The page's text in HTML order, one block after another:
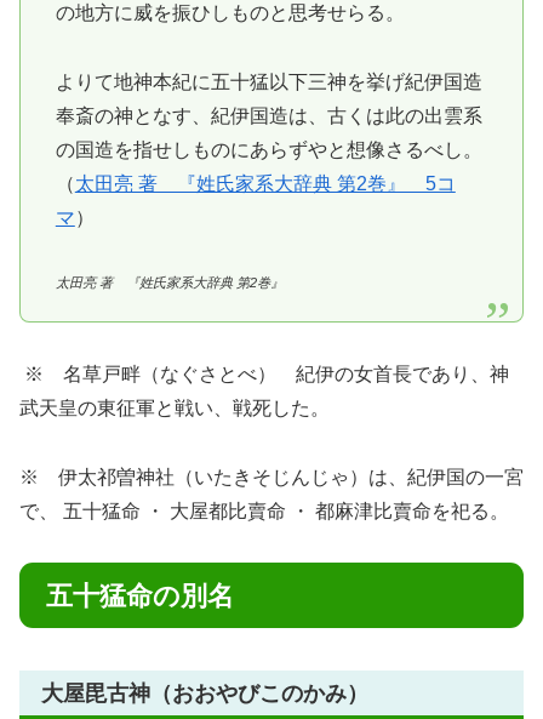
の地方に威を振ひしものと思考せらる。
よりて地神本紀に五十猛以下三神を挙げ紀伊国造
奉斎の神となす、紀伊国造は、古くは此の出雲系
の国造を指せしものにあらずやと想像さるべし。
（太田亮 著 『姓氏家系大辞典 第2巻』 5コ
マ）
太田亮 著 『姓氏家系大辞典 第2巻』
※ 名草戸畔（なぐさとべ） 紀伊の女首長であり、神
武天皇の東征軍と戦い、戦死した。
※ 伊太祁󠄀曽神社（いたきそじんじゃ）は、紀伊国の一宮
で、 五十猛命 ・ 大屋都比賣命 ・ 都麻津比賣命を祀る。
五十猛命の別名
大屋毘古神（おおやびこのかみ）